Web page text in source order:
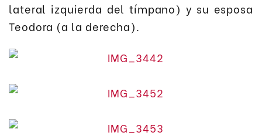
lateral izquierda del tímpano) y su esposa
Teodora (a la derecha).